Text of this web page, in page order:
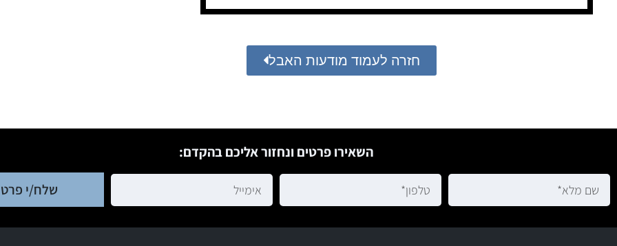
חזרה לעמוד מודעות האבל
השאירו פרטים ונחזור אליכם בהקדם:
שלח/י